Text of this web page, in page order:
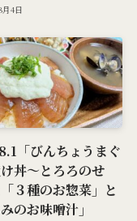
4日
「びんちょうまぐ
丼～とろろのせ
３種のお惣菜」と
みのお味噌汁」